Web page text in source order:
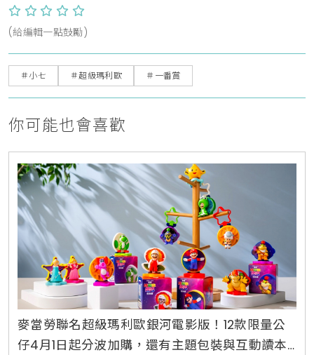
(給編輯一點鼓勵)
＃小七 ＃超級瑪利歐 ＃一番賞
你可能也會喜歡
麥當勞聯名超級瑪利歐銀河電影版！12款限量公
仔4月1日起分波加購，還有主題包裝與互動讀本